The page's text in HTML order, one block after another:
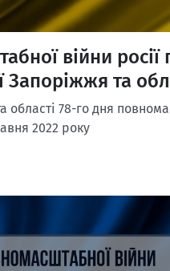
війни росії
Запоріжжя та
78-го дня
2022 року